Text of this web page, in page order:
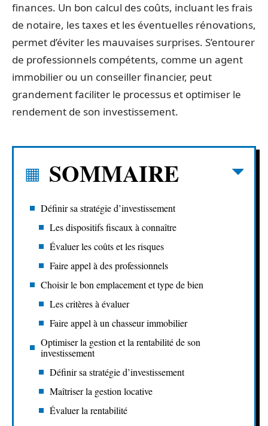
finances. Un bon calcul des coûts, incluant les frais
de notaire, les taxes et les éventuelles rénovations,
permet d’éviter les mauvaises surprises. S’entourer
de professionnels compétents, comme un agent
immobilier ou un conseiller financier, peut
grandement faciliter le processus et optimiser le
rendement de son investissement.
SOMMAIRE
Définir sa stratégie d’investissement
Les dispositifs fiscaux à connaître
Évaluer les coûts et les risques
Faire appel à des professionnels
Choisir le bon emplacement et type de bien
Les critères à évaluer
Faire appel à un chasseur immobilier
Optimiser la gestion et la rentabilité de son
investissement
Définir sa stratégie d’investissement
Maîtriser la gestion locative
Évaluer la rentabilité